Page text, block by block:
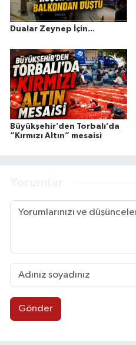
Dualar Zeynep İçin...
Büyükşehir’den Torbalı’da
“Kırmızı Altın” mesaisi
Gönder